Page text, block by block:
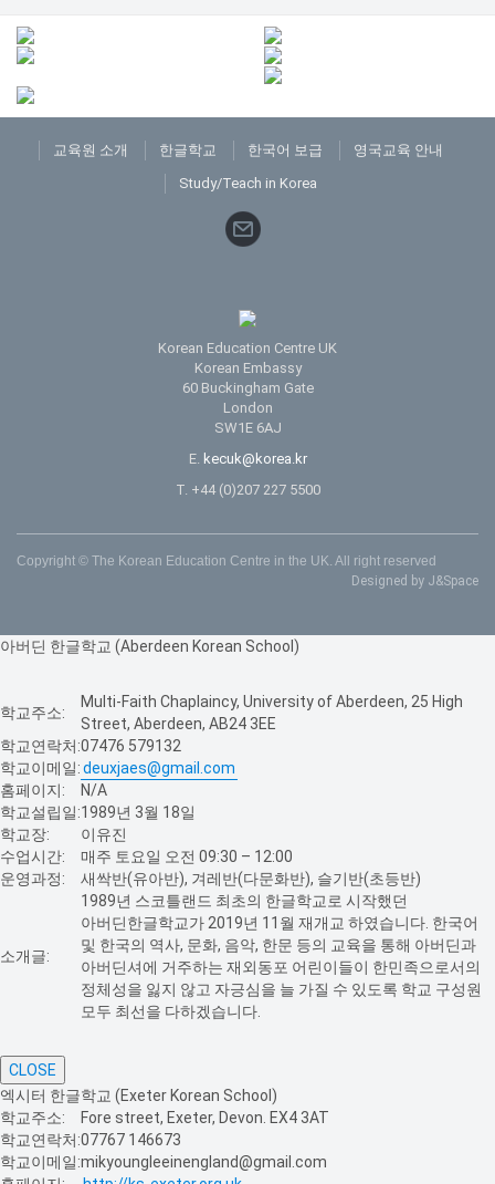
교육원 소개 한글학교 한국어 보급
영국교육 안내
Study/Teach in Korea
Korean Education Centre UK
Korean Embassy
60 Buckingham Gate
London
SW1E 6AJ
E. kecuk@korea.kr
T. +44 (0)207 227 5500
Copyright © The Korean Education Centre in the UK. All right reserved
Designed by J&Space
아버딘 한글학교 (Aberdeen Korean School)
학교주소:
Multi-Faith Chaplaincy, University of Aberdeen, 25 High
Street, Aberdeen, AB24 3EE
학교연락처:07476 579132
학교이메일:deuxjaes@gmail.com
홈페이지:
N/A
학교설립일:1989년 3월 18일
학교장:
이유진
수업시간:
매주 토요일 오전 09:30 – 12:00
운영과정:
새싹반(유아반), 겨레반(다문화반), 슬기반(초등반)
소개글:
1989년 스코틀랜드 최초의 한글학교로 시작했던
아버딘한글학교가 2019년 11월 재개교 하였습니다. 한국어
및 한국의 역사, 문화, 음악, 한문 등의 교육을 통해 아버딘과
아버딘셔에 거주하는 재외동포 어린이들이 한민족으로서의
정체성을 잃지 않고 자긍심을 늘 가질 수 있도록 학교 구성원
모두 최선을 다하겠습니다.
CLOSE
엑시터 한글학교 (Exeter Korean School)
학교주소:
Fore street, Exeter, Devon. EX4 3AT
학교연락처:07767 146673
학교이메일:mikyoungleeinengland@gmail.com